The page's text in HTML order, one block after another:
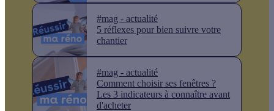
#mag - actualité
5 réflexes pour bien suivre votre
chantier
#mag - actualité
Comment choisir ses fenêtres ?
Les 3 indicateurs à connaître avant
d'acheter